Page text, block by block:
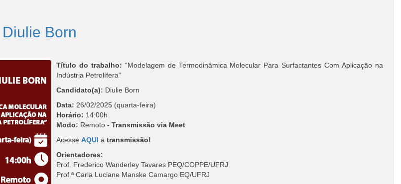
Born
Título do trabalho: “Modelagem de Termodinâmica Molecular Para Surfactantes Com Aplicação na
Indústria Petrolífera”
Candidato(a): Diulie Born
Data: 26/02/2025 (quarta-feira)
Horário: 14:00h
Modo: Remoto - Transmissão via Meet
Acesse AQUI a transmissão!
Orientadores:
Prof. Frederico Wanderley Tavares PEQ/COPPE/UFRJ
Prof.ª Carla Luciane Manske Camargo EQ/UFRJ